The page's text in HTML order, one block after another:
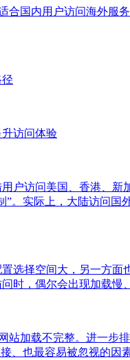
国内用户访问海外服
访问体验
户访问美国、香港、新
。实际上，大陆访问国
选择空间大，另一方
时，偶尔会出现加载慢
加载不完整。进一步
、也最容易被忽视的因素